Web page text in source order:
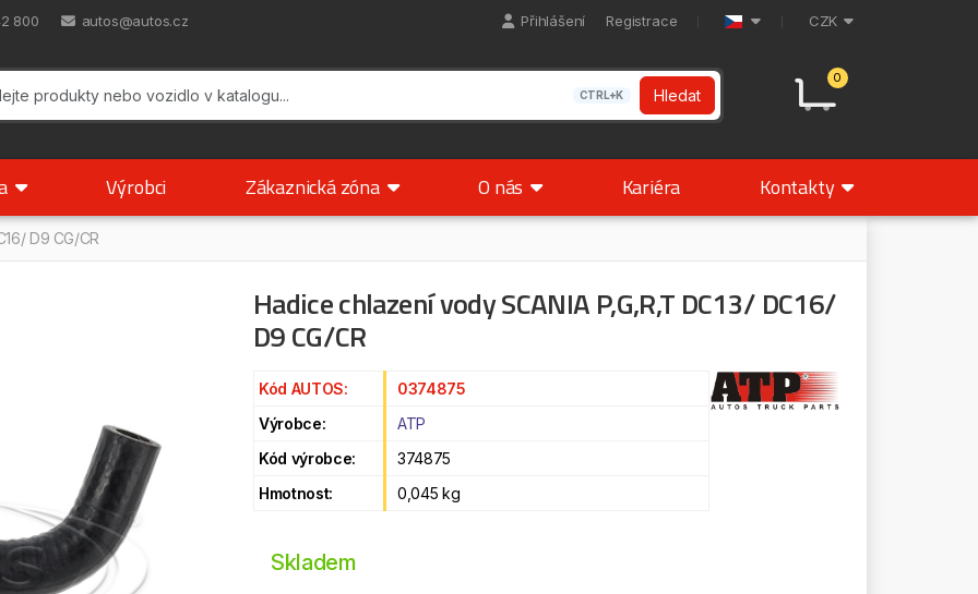
800 autos@autos.cz Přihlášení Registrace CZK
0
CTRL+K Hledat
Výrobci Zákaznická zóna O nás Kariéra Kontakty
D9 CG/CR
Hadice chlazení vody SCANIA P,G,R,T DC13/ DC16/
D9 CG/CR
Kód AUTOS:
0374875
Výrobce:
ATP
Kód výrobce:
374875
Hmotnost:
0,045 kg
Skladem